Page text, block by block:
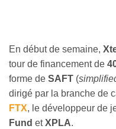
En début de semaine,
tour de financement de
forme de SAFT (
dirigé par la branche de
FTX, le développeur de
Fund etXPLA.